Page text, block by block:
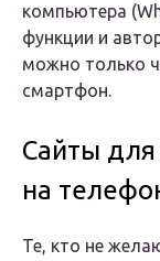
компьютера
функции и
можно только
смартфон.
Сайты для
на
Те, кто не